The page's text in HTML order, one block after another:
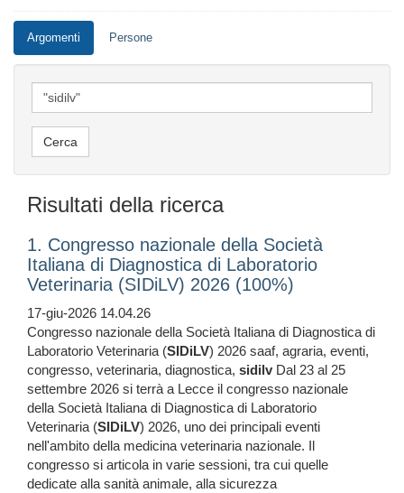
Argomenti Persone
Risultati della ricerca
1. Congresso nazionale della Società
Italiana di Diagnostica di Laboratorio
Veterinaria (SIDiLV) 2026 (100%)
17-giu-2026 14.04.26
Congresso nazionale della Società Italiana di Diagnostica di
Laboratorio Veterinaria (SIDiLV) 2026 saaf, agraria, eventi,
congresso, veterinaria, diagnostica, sidilv Dal 23 al 25
settembre 2026 si terrà a Lecce il congresso nazionale
della Società Italiana di Diagnostica di Laboratorio
Veterinaria (SIDiLV) 2026, uno dei principali eventi
nell'ambito della medicina veterinaria nazionale. Il
congresso si articola in varie sessioni, tra cui quelle
dedicate alla sanità animale, alla sicurezza